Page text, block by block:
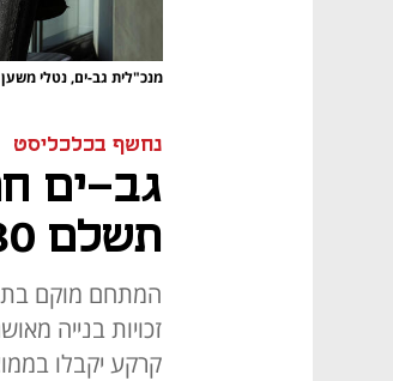
מנכ"לית גב-ים, נטלי משען
נחשף בכלכליסט
גב-ים
תשלם 830 מיליון שקל
קרקע יקבלו בממוצע 90 מיליון שקל